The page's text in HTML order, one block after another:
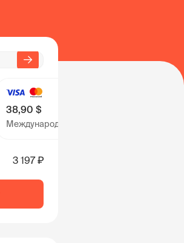
38,90 $
Международные карты
3 197 ₽